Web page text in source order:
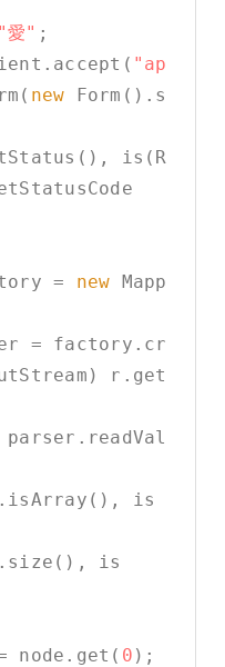
"愛" ;
"ap
new Form().s
=
new Mapp
r.get
= node.get(
0 );